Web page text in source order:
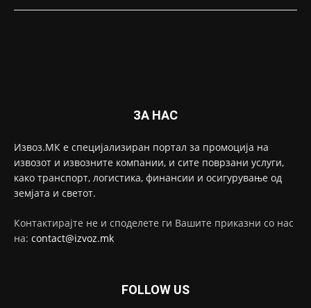
ЗА НАС
Извоз.МК е специјализиран портал за промоција на
извозот и извозните компании, и сите поврзани услуги,
како транспорт, логистика, финансии и осигурување од
земјата и светот.
Контактирајте не и споделете ги Вашите приказни со нас
на: contact@izvoz.mk
FOLLOW US